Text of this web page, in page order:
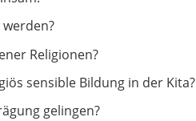
Religionen?
sensible Bildung in der Kita?
gelingen?